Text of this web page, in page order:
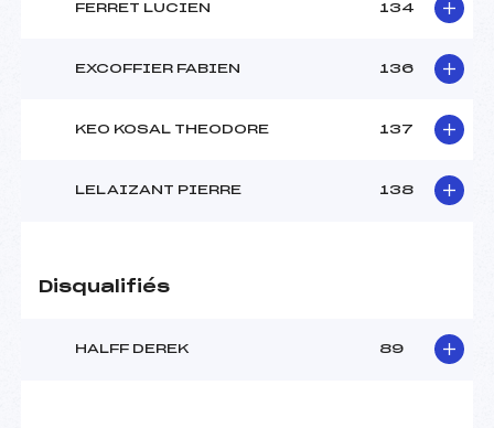
FERRET LUCIEN 134
EXCOFFIER FABIEN 136
KEO KOSAL THEODORE 137
LELAIZANT PIERRE 138
Disqualifiés
HALFF DEREK 89